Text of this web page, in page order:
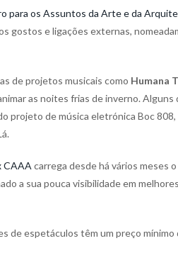
para os Assuntos da Arte e da
gostos e ligações externas,
de projetos musicais como Humana
as noites frias de inverno.
projeto de música eletrónica Boc
CAAA carrega desde há vários meses
a sua pouca visibilidade em
de espetáculos têm um preço